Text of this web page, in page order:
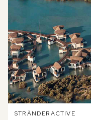
STRÄNDERACTIVE